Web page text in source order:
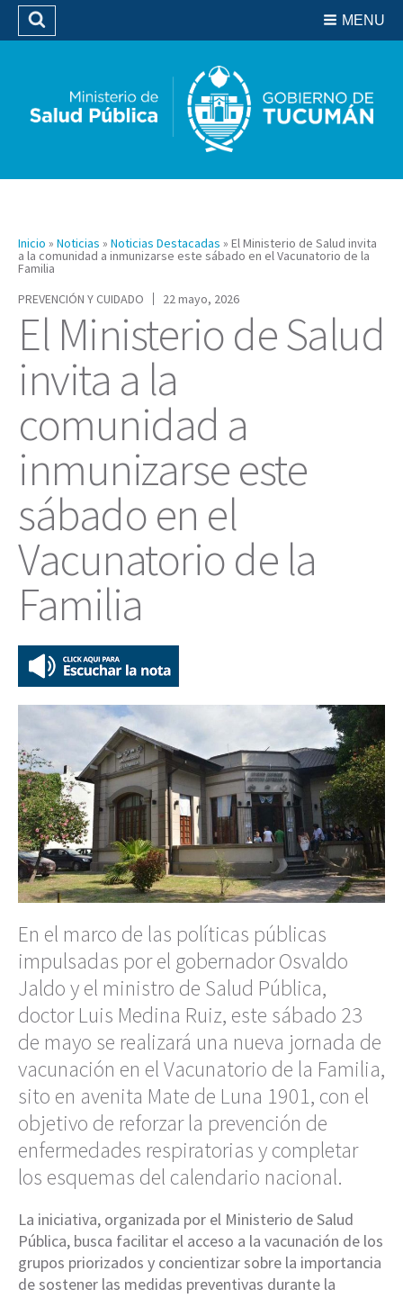
Biblioteca
MENU
Buscar
Inicio » Noticias » Noticias Destacadas » El Ministerio de Salud invita
a la comunidad a inmunizarse este sábado en el Vacunatorio de la
Familia
PREVENCIÓN Y CUIDADO
22 mayo, 2026
El Ministerio de Salud
invita a la
comunidad a
inmunizarse este
sábado en el
Vacunatorio de la
Familia
En el marco de las políticas públicas
impulsadas por el gobernador Osvaldo
Jaldo y el ministro de Salud Pública,
doctor Luis Medina Ruiz, este sábado 23
de mayo se realizará una nueva jornada de
vacunación en el Vacunatorio de la Familia,
sito en avenita Mate de Luna 1901, con el
objetivo de reforzar la prevención de
enfermedades respiratorias y completar
los esquemas del calendario nacional.
La iniciativa, organizada por el Ministerio de Salud
Pública, busca facilitar el acceso a la vacunación de los
grupos priorizados y concientizar sobre la importancia
de sostener las medidas preventivas durante la